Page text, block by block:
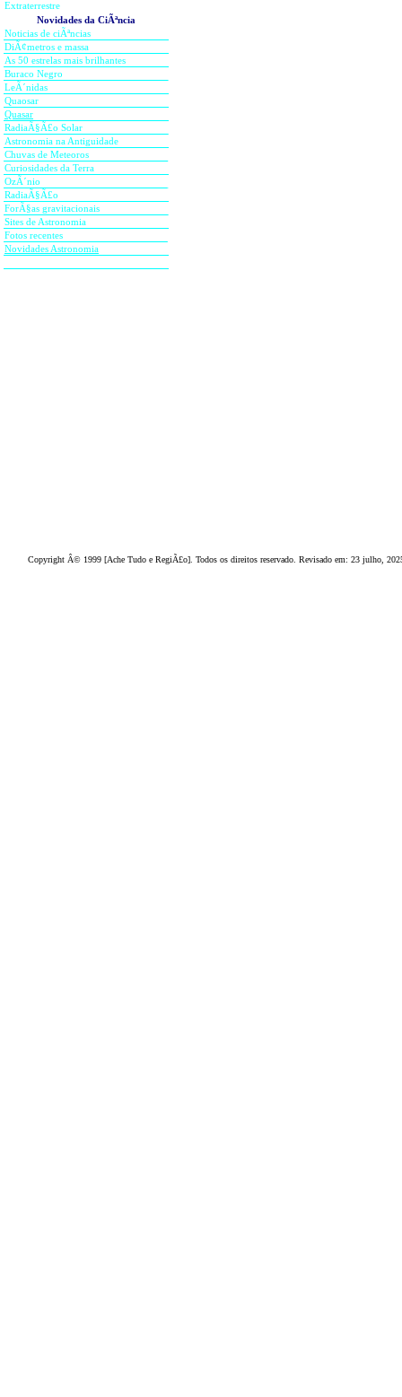
Extraterrestre
Novidades da CiÃªncia
Noticias de ciÃªncias
DiÃ¢metros e massa
As 50 estrelas mais brilhantes
Buraco Negro
LeÃ´nidas
Quaosar
Quasar
RadiaÃ§Ã£o Solar
Astronomia na Antiguidade
Chuvas de Meteoros
Curiosidades da Terra
OzÃ´nio
RadiaÃ§Ã£o
ForÃ§as gravitacionais
Sites de Astronomia
Fotos recentes
Novidades Astronomia
Sendo assim, as estrelas
dada regiÃ£o.
Esta pequena regiÃ£o
vimos entÃ£o, este disco
com que observemos a estrela
No caso do planeta, seu
raios de luz sofrendo
disco de resoluÃ§Ã£o do
mais uniforme, nÃ£o
Copyright Â© 1999 [Ache Tudo e RegiÃ£o]. Todos os direitos reservado. Revisado em: 23 julho,